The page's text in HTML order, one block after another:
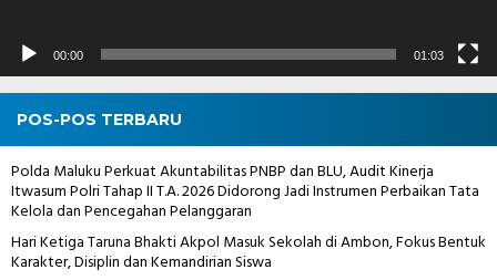
00:00 01:03
POS-POS TERBARU
Polda Maluku Perkuat Akuntabilitas PNBP dan BLU, Audit Kinerja
Itwasum Polri Tahap II T.A. 2026 Didorong Jadi Instrumen Perbaikan Tata
Kelola dan Pencegahan Pelanggaran
Hari Ketiga Taruna Bhakti Akpol Masuk Sekolah di Ambon, Fokus Bentuk
Karakter, Disiplin dan Kemandirian Siswa